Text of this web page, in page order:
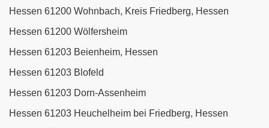
Hessen 61200 Wohnbach, Kreis Friedberg, Hessen
Hessen 61200 Wölfersheim
Hessen 61203 Beienheim, Hessen
Hessen 61203 Blofeld
Hessen 61203 Dorn-Assenheim
Hessen 61203 Heuchelheim bei Friedberg, Hessen